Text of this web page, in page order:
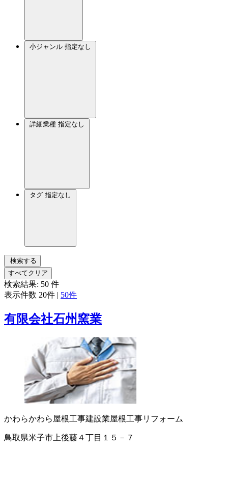
小ジャンル 指定なし
詳細業種 指定なし
タグ 指定なし
検索する
すべてクリア
検索結果: 50 件
表示件数 20件 | 50件
有限会社石州窯業
かわらかわら屋根工事建設業屋根工事リフォーム
鳥取県米子市上後藤４丁目１５－７